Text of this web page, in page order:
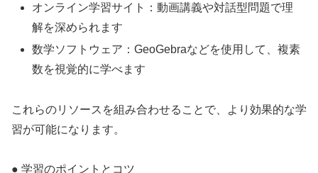
オンライン学習サイト：動画講義や対話型問題で理
解を深められます
数学ソフトウェア：GeoGebraなどを使用して、複素
数を視覚的に学べます
これらのリソースを組み合わせることで、より効果的な学
習が可能になります。
● 学習のポイントとコツ